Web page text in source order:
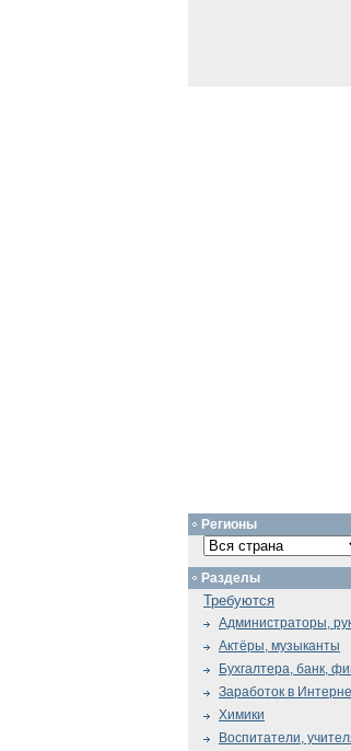
Регионы
Разделы
Требуются
Администраторы,
Актёры, музыканты
Бухгалтера, банк,
Заработок в
Химики
Воспитатели,